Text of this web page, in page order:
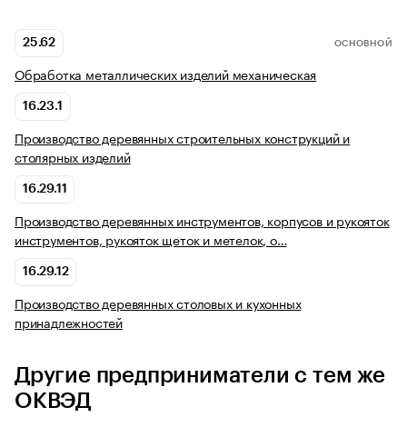
25.62 ОСНОВНОЙ
Обработка металлических изделий механическая
16.23.1
Производство деревянных строительных конструкций и
столярных изделий
16.29.11
Производство деревянных инструментов, корпусов и рукояток
инструментов, рукояток щеток и метелок, о…
16.29.12
Производство деревянных столовых и кухонных
принадлежностей
Другие предприниматели с тем же
ОКВЭД